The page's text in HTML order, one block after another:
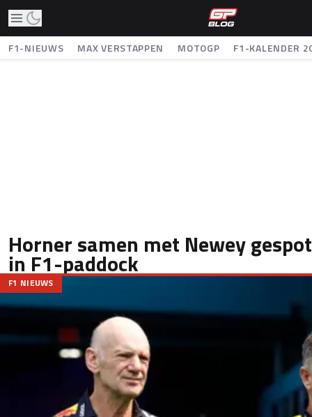
F1-NIEUWS MAX VERSTAPPEN MOTOGP F1-KALENDER
Horner samen met Newey
in F1-paddock
F1 NIEUWS